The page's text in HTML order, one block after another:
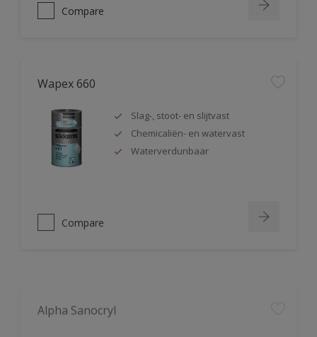
Compare
Wapex 660
Slag-, stoot- en slijtvast
Chemicaliën- en watervast
Waterverdunbaar
Compare